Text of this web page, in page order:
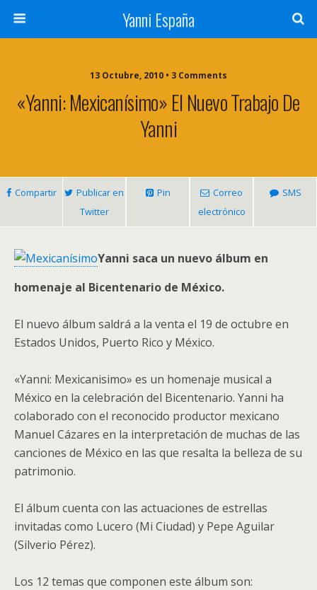
Yanni España
13 Octubre, 2010 • 3 Comments
«Yanni: Mexicanísimo» El Nuevo Trabajo De
Yanni
Compartir
Publicar en
Twitter
Pin
Correo
electrónico
SMS
Yanni saca un nuevo álbum en
homenaje al Bicentenario de México.
El nuevo álbum saldrá a la venta el 19 de octubre en
Estados Unidos, Puerto Rico y México.
«Yanni: Mexicanisimo» es un homenaje musical a
México en la celebración del Bicentenario. Yanni ha
colaborado con el reconocido productor mexicano
Manuel Cázares en la interpretación de muchas de las
canciones de México en las que resalta la belleza de su
patrimonio.
El álbum cuenta con las actuaciones de estrellas
invitadas como Lucero (Mi Ciudad) y Pepe Aguilar
(Silverio Pérez).
Los 12 temas que componen este álbum son: